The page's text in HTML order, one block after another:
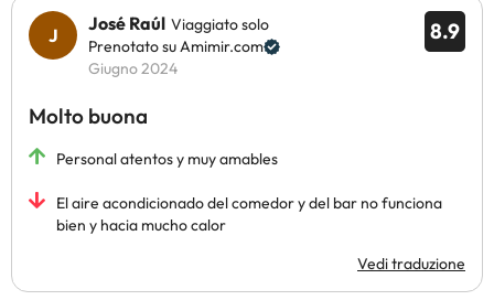
8.9
José Raúl Viaggiato solo
Prenotato su Amimir.com
Giugno 2024
Molto buona
Personal atentos y muy amables
El aire acondicionado del comedor y del bar no funciona
bien y hacia mucho calor
Vedi traduzione